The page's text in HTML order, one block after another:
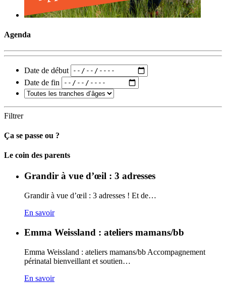
Agenda
Date de début
Date de fin
Filtrer
Ça se passe ou ?
Carto
Le coin des parents
Grandir à vue d’œil : 3 adresses
Grandir à vue d’œil : 3 adresses ! Et de…
En savoir
Emma Weissland : ateliers mamans/bb
Emma Weissland : ateliers mamans/bb Accompagnement
périnatal bienveillant et soutien…
En savoir